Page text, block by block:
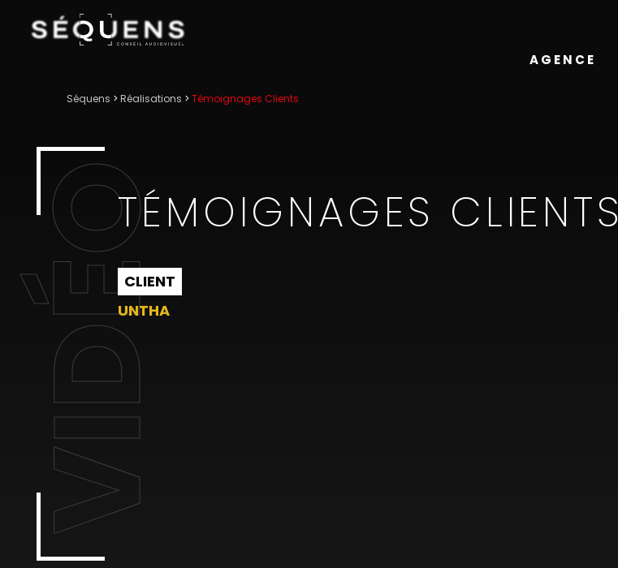
AGENCE
Séquens >Réalisations >Témoignages Clients
TÉMOIGNAGES CLIENTS
CLIENT
UNTHA
VIDÉO